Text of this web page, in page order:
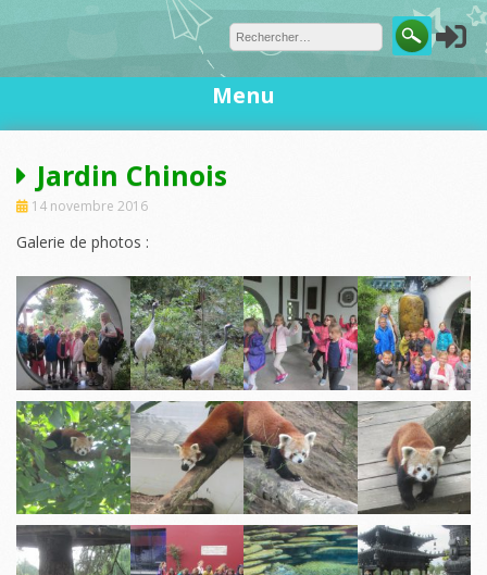
Menu
Jardin Chinois
14 novembre 2016
Galerie de photos :